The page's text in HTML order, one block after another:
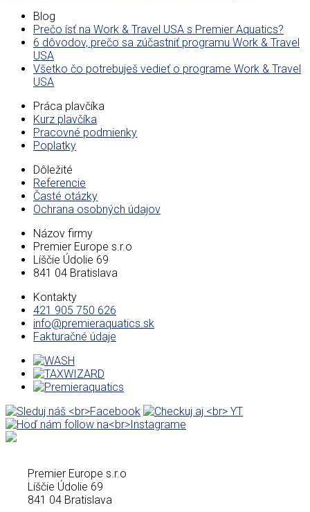
Blog
Prečo ísť na Work & Travel USA s Premier Aquatics?
6 dôvodov, prečo sa zúčastniť programu Work & Travel
USA
Všetko čo potrebuješ vedieť o programe Work & Travel
USA
Práca plavčíka
Kurz plavčíka
Pracovné podmienky
Poplatky
Dôležité
Referencie
Časté otázky
Ochrana osobných údajov
Názov firmy
Premier Europe s.r.o
Líščie Údolie 69
841 04 Bratislava
Kontakty
421 905 750 626
info@premieraquatics.sk
Fakturačné údaje
Premier Europe s.r.o
Líščie Údolie 69
841 04 Bratislava